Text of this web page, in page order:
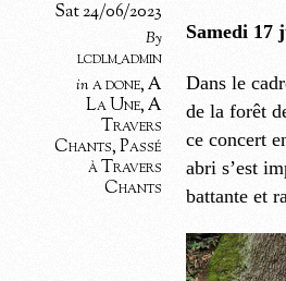
Sat 24/06/2023
By
lcdlm_admin
ina done,A
La Une,A
Travers
Chants,Passé
à Travers
Chants
Samedi 17
Dans le
de la forêt
ce concert
abri s’est
battante et